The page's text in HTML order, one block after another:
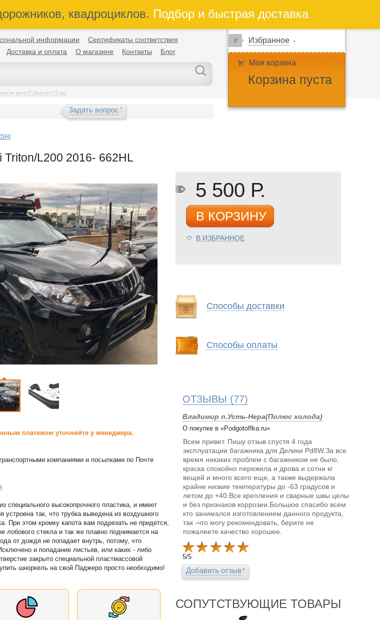
квадроциклов.Подбор и быстрая доставка
информации
Сертификаты соответствия
Доставка и оплата О магазине Контакты Блог
арок 3" (выступ 7,5 см)
0 Избранное
Моя корзина
Корзина пуста
Задать вопрос
L200 2016- 662HL
платежом уточняйте у менеджера.
компаниями и посылками по Почте
специального высокопрочного пластика, и имеет
устроена так, что трубка выведена из воздушного
При этом кромку капота вам подрезать не придется,
лобового стекла и так же плавно поднимается на
от дождя не попадает внутрь, потому, что
и попадание листьев, или каких - либо
закрыто специальной пластмассовой
шноркель на свой Паджеро просто необходимо!
5 500 Р.
В КОРЗИНУ
В ИЗБРАННОЕ
Способы доставки
Способы оплаты
ОТЗЫВЫ (77)
Владимир п.Усть-Нера(Полюс холода)
О покупке в «Podgotoffka.ru»
Всем привет. Пишу отзыв спустя 4 года
эксплуатации багажника для Делики Pd8W.За все
время никаких проблем с багажником не было,
краска спокойно пережила и дрова и сотни кг
вещей и много всего еще, а также выдержала
крайне низкие температуры до -63 градусов и
летом до +40.Все крепления и сварные швы целы
и без признаков коррозии.Большое спасибо всем
кто занимался изготовлением данного продукта,
так -что могу рекомендовать, берите не
пожалеете качество хорошее.
5/5
Добавить отзыв
СОПУТСТВУЮЩИЕ ТОВАРЫ